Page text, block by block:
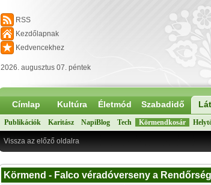
RSS
Kezdőlapnak
Kedvencekhez
2026. augusztus 07. péntek
Címlap Kultúra Életmód Szabadidő
Publikációk Karitász NapiBlog Tech Körmendkosár
Vissza az előző oldalra
Körmend - Falco véradóverseny a